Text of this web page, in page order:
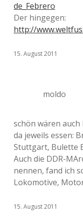
de_Febrero
Der hingegen:
http://
15. August 2011
moldo
schön wären auch
da jeweils essen:
Stuttgart, Bulette
Auch die DDR-
nennen, fand ich
Lokomotive,
15. August 2011